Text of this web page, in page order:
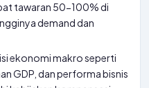
tawaran 50-100% di
demand dan
ekonomi makro seperti
GDP, dan performa bisnis